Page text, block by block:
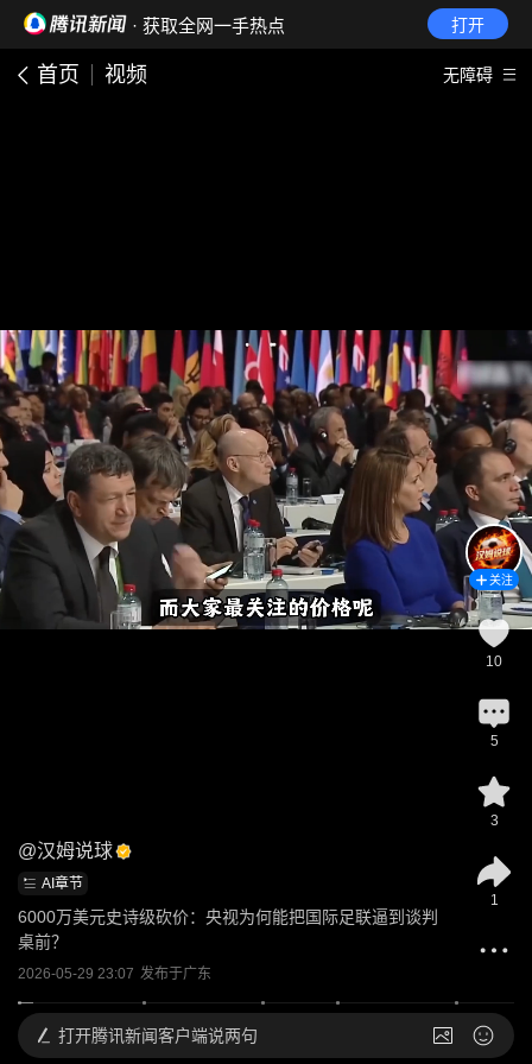
· 获取全网一手热点 打开
首页 视频 无障碍
@汉姆说球
AI章节
6000万美元史诗级砍价：央视为何能把国际足联逼到谈判
桌前？
2026-05-29 23:07 发布于广东
关注
10
5
3
1
打开腾讯新闻客户端说两句